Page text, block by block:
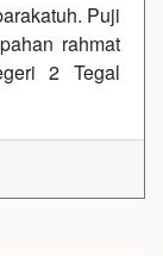
Puji
rahmat
2 Tegal